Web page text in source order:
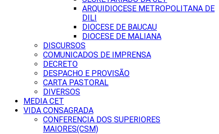
ARQUIDIOCESE METROPOLITANA DE
DILI
DIOCESE DE BAUCAU
DIOCESE DE MALIANA
DISCURSOS
COMUNICADOS DE IMPRENSA
DECRETO
DESPACHO E PROVISÃO
CARTA PASTORAL
DIVERSOS
MEDIA CET
VIDA CONSAGRADA
CONFERENCIA DOS SUPERIORES
MAIORES(CSM)